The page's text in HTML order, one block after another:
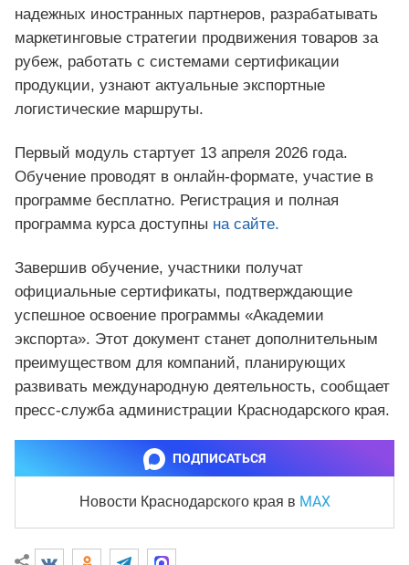
надежных иностранных партнеров, разрабатывать
маркетинговые стратегии продвижения товаров за
рубеж, работать с системами сертификации
продукции, узнают актуальные экспортные
логистические маршруты.
Первый модуль стартует 13 апреля 2026 года.
Обучение проводят в онлайн-формате, участие в
программе бесплатно. Регистрация и полная
программа курса доступны на сайте.
Завершив обучение, участники получат
официальные сертификаты, подтверждающие
успешное освоение программы «Академии
экспорта». Этот документ станет дополнительным
преимуществом для компаний, планирующих
развивать международную деятельность, сообщает
пресс-служба администрации Краснодарского края.
ПОДПИСАТЬСЯ
Новости Краснодарского края в MAX